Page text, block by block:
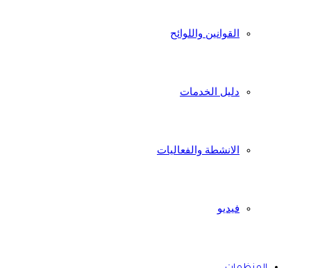
القوانين واللوائح
دليل الخدمات
الانشطة والفعاليات
فيديو